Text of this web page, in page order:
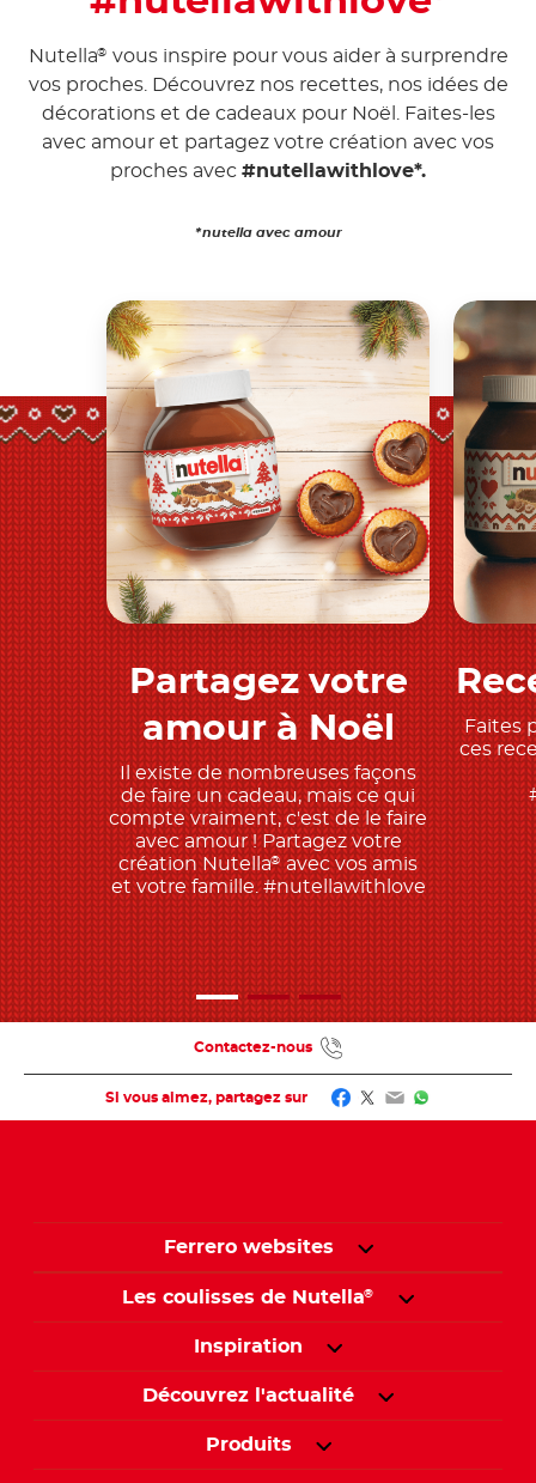
Nutella® vous inspire pour vous aider à surprendre
vos proches. Découvrez nos recettes, nos idées de
décorations et de cadeaux pour Noël. Faites-les
avec amour et partagez votre création avec vos
proches avec #nutellawithlove*.
*nutella avec amour
Découvrir
Partagez votre
amour à Noël
Il existe de nombreuses façons
de faire un cadeau, mais ce qui
compte vraiment, c'est de le faire
avec amour ! Partagez votre
création Nutella® avec vos amis
et votre famille. #nutellawithlove
Faites
ces
Si vous aimez, partagez sur Facebook
Twitter
EmailWhatsApp
Contactez-nous
Ferrero websites
Les coulisses de Nutella®
Inspiration
Découvrez l'actualité
Produits